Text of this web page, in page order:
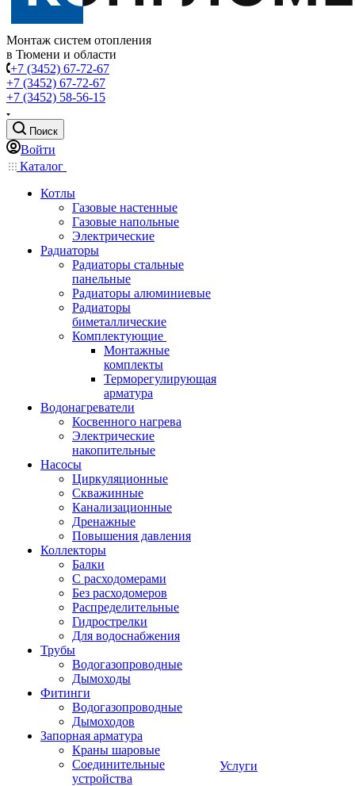
Монтаж систем отопления
в Тюмени и области
+7 (3452) 67-72-67
+7 (3452) 67-72-67
+7 (3452) 58-56-15
Поиск
Войти
Каталог
Котлы
Газовые настенные
Газовые напольные
Электрические
Радиаторы
Радиаторы стальные
панельные
Радиаторы алюминиевые
Радиаторы
биметаллические
Комплектующие
Монтажные
комплекты
Терморегулирующая
арматура
Водонагреватели
Косвенного нагрева
Электрические
накопительные
Насосы
Циркуляционные
Скважинные
Канализационные
Дренажные
Повышения давления
Коллекторы
Балки
С расходомерами
Без расходомеров
Распределительные
Гидрострелки
Для водоснабжения
Трубы
Водогазопроводные
Дымоходы
Фитинги
Водогазопроводные
Дымоходов
Запорная арматура
Краны шаровые
Соединительные
устройства
Услуги